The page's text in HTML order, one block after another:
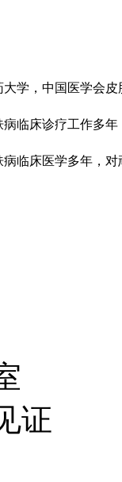
学，中国医学会
临床诊疗工作多
临床医学多年，
证